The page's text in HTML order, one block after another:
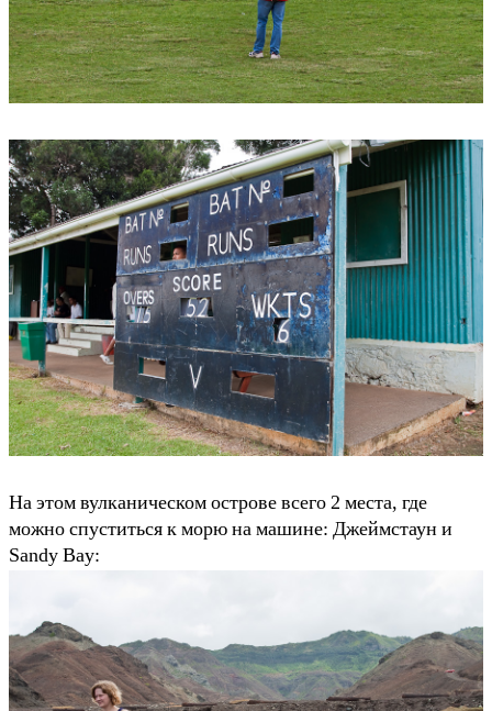
На этом вулканическом острове всего 2 места, где
можно спуститься к морю на машине: Джеймстаун и
Sandy Bay: